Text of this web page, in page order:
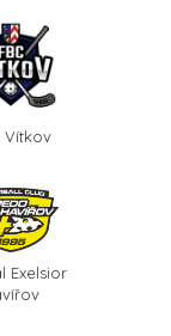
Vítkov
Exelsior